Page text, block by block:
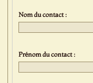
Nom du contact :
Prénom du contact :